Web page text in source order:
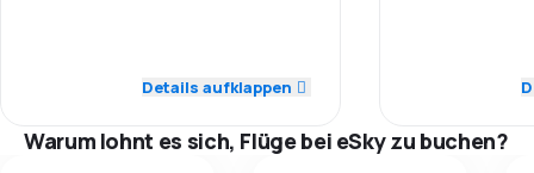
Verpflegung 4,0
Ticketpreise 4,0
Details aufklappen
Ticketpreise
Warum lohnt es sich, Flüge bei eSky zu buchen?